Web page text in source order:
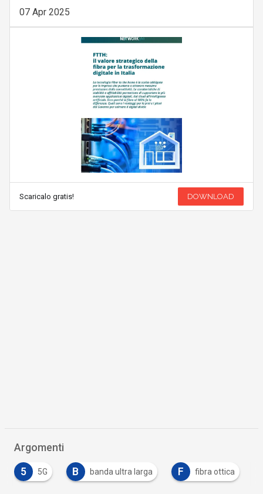
07 Apr 2025
Scaricalo gratis! DOWNLOAD
Argomenti
B banda ultra larga F fibra ottica T TikTok